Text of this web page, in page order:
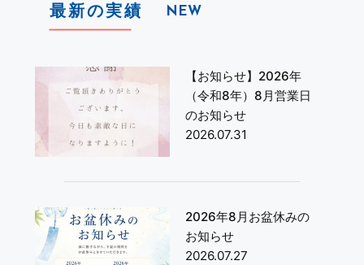
最新の実績 NEW
【お知らせ】2026年
（令和8年）8月営業日
のお知らせ
2026.07.31
2026年8月お盆休みの
お知らせ
2026.07.27